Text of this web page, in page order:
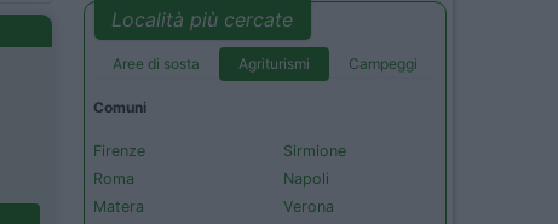
Località più cercate
Aree di sosta Agriturismi Campeggi
Comuni
Firenze
Roma
Matera
Sirmione
Napoli
Verona